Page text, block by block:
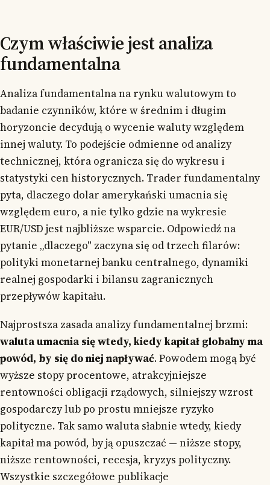
Czym właściwie jest analiza
fundamentalna
Analiza fundamentalna na rynku walutowym to
badanie czynników, które w średnim i długim
horyzoncie decydują o wycenie waluty względem
innej waluty. To podejście odmienne od analizy
technicznej, która ogranicza się do wykresu i
statystyki cen historycznych. Trader fundamentalny
pyta, dlaczego dolar amerykański umacnia się
względem euro, a nie tylko gdzie na wykresie
EUR/USD jest najbliższe wsparcie. Odpowiedź na
pytanie „dlaczego" zaczyna się od trzech filarów:
polityki monetarnej banku centralnego, dynamiki
realnej gospodarki i bilansu zagranicznych
przepływów kapitału.
Najprostsza zasada analizy fundamentalnej brzmi:
waluta umacnia się wtedy, kiedy kapitał globalny ma
powód, by się do niej napływać. Powodem mogą być
wyższe stopy procentowe, atrakcyjniejsze
rentowności obligacji rządowych, silniejszy wzrost
gospodarczy lub po prostu mniejsze ryzyko
polityczne. Tak samo waluta słabnie wtedy, kiedy
kapitał ma powód, by ją opuszczać — niższe stopy,
niższe rentowności, recesja, kryzys polityczny.
Wszystkie szczegółowe publikacje